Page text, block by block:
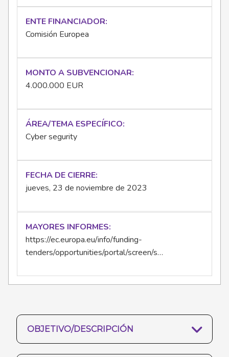
ENTE FINANCIADOR
Comisión Europea
MONTO A SUBVENCIONAR
4.000.000 EUR
ÁREA/TEMA ESPECÍFICO
Cyber segurity
FECHA DE CIERRE
jueves, 23 de noviembre de 2023
MAYORES INFORMES
https://ec.europa.eu/info/funding-
tenders/opportunities/portal/screen/s…
OBJETIVO/DESCRIPCIÓN